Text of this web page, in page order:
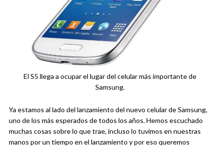
El S5 llega a ocupar el lugar del celular más importante de
Samsung.
Ya estamos al lado del lanzamiento del nuevo celular de Samsung,
uno de los más esperados de todos los años. Hemos escuchado
muchas cosas sobre lo que trae, incluso lo tuvimos en nuestras
manos por un tiempo en el lanzamiento y por eso queremos